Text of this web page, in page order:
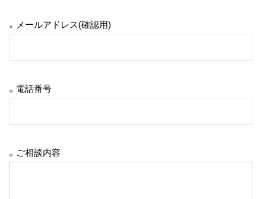
※ メールアドレス(確認用)
※ 電話番号
※ ご相談内容